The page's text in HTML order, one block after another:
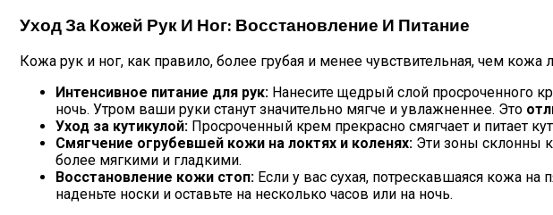
Уход За Кожей Рук И Ног: Восстановление И Питание
Кожа рук и ног, как правило, более грубая и менее чувствительная, чем
Интенсивное питание для рук: Нанесите щедрый слой просроченного
ночь. Утром ваши руки станут значительно мягче и увлажненнее. Это
Уход за кутикулой: Просроченный крем прекрасно смягчает и питает
Смягчение огрубевшей кожи на локтях и коленях: Эти зоны склонны
более мягкими и гладкими.
Восстановление кожи стоп: Если у вас сухая, потрескавшаяся кожа
наденьте носки и оставьте на несколько часов или на ночь.